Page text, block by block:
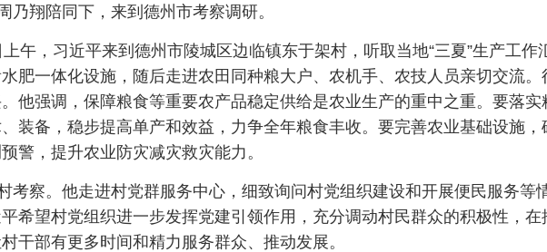
翔陪同下，来到德州市考察调研。
午，习近平来到德州市陵城区边临镇东于架村，听取当地“三夏”生产工作
肥一体化设施，随后走进农田同种粮大户、农机手、农技人员亲切交流
他强调，保障粮食等重要农产品稳定供给是农业生产的重中之重。要落实
装备，稳步提高单产和效益，力争全年粮食丰收。要完善农业基础设施
警，提升农业防灾减灾救灾能力。
考察。他走进村党群服务中心，细致询问村党组织建设和开展便民服务等
希望村党组织进一步发挥党建引领作用，充分调动村民群众的积极性，
干部有更多时间和精力服务群众、推动发展。